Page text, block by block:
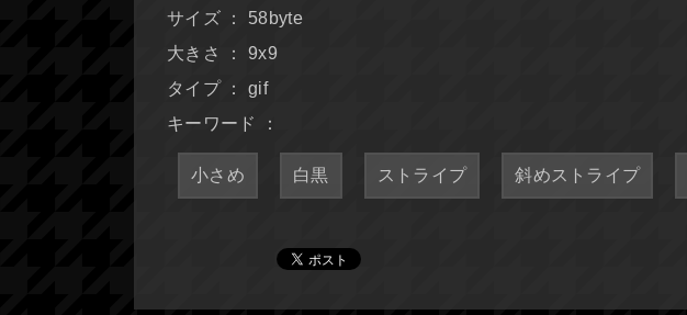
サイズ ： 58byte
大きさ ： 9x9
タイプ ： gif
キーワード ：
小さめ 白黒 ストライプ 斜めストライプ